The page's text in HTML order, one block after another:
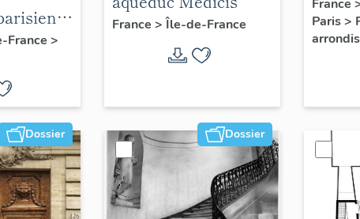
France >
France > Île-de-France
France
Paris>
Dossier Dossier